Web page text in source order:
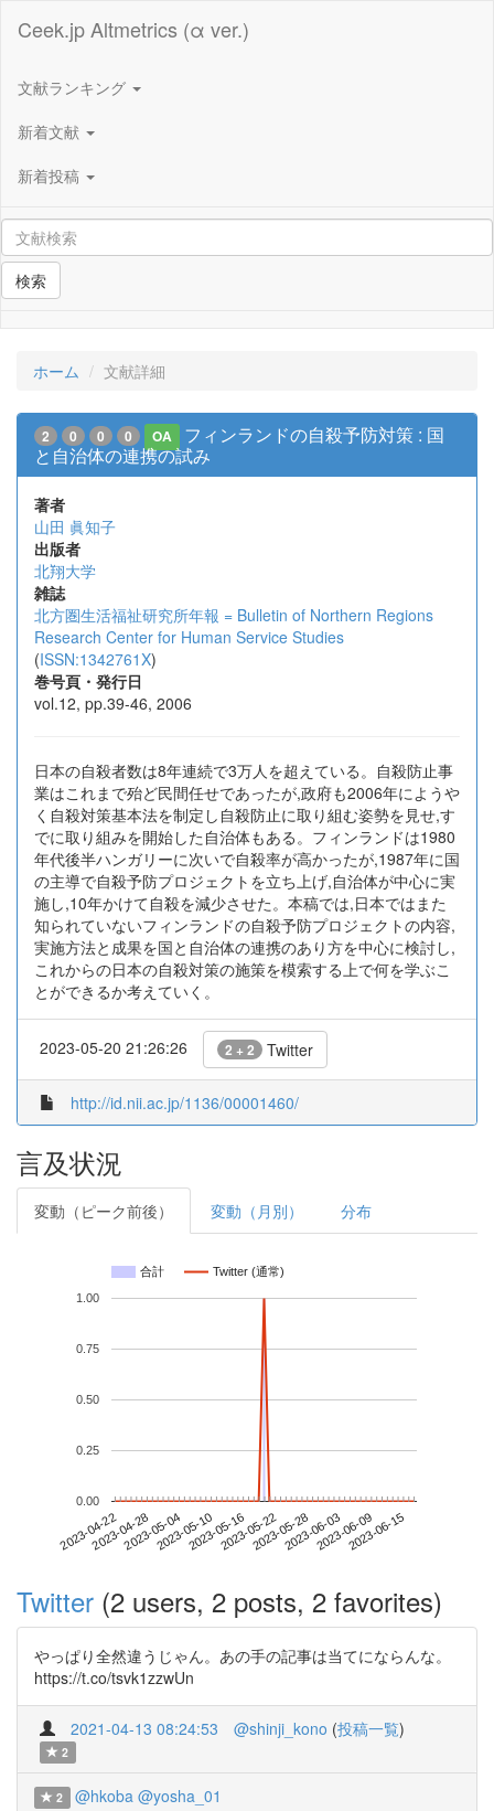
Ceek.jp Altmetrics (α ver.)
文献ランキング
新着文献
新着投稿
検索
ホーム 文献詳細
2 0 0 0 OA
フィンランドの自殺予防対策 : 国
と自治体の連携の試み
著者
山田 眞知子
出版者
北翔大学
雑誌
北方圏生活福祉研究所年報 = Bulletin of Northern Regions
Research Center for Human Service Studies
(ISSN:1342761X)
巻号頁・発行日
vol.12, pp.39-46, 2006
日本の自殺者数は8年連続で3万人を超えている。自殺防止事
業はこれまで殆ど民間任せであったが,政府も2006年にようや
く自殺対策基本法を制定し自殺防止に取り組む姿勢を見せ,す
でに取り組みを開始した自治体もある。フィンランドは1980
年代後半ハンガリーに次いで自殺率が高かったが,1987年に国
の主導で自殺予防プロジェクトを立ち上げ,自治体が中心に実
施し,10年かけて自殺を減少させた。本稿では,日本ではまた
知られていないフィンランドの自殺予防プロジェクトの内容,
実施方法と成果を国と自治体の連携のあり方を中心に検討し,
これからの日本の自殺対策の施策を模索する上で何を学ぶこ
とができるか考えていく。
2023-05-20 21:26:26 2 + 2 Twitter
http://id.nii.ac.jp/1136/00001460/
言及状況
変動（ピーク前後） 変動（月別） 分布
合計 Twitter (通常)
2023-04-222023-04-282023-05-042023-05-102023-05-162023-05-222023-05-282023-06-032023-06-092023-06-15
0.00
0.25
0.50
0.75
1.00
Twitter (2 users, 2 posts, 2 favorites)
やっぱり全然違うじゃん。あの手の記事は当てにならんな。
https://t.co/tsvk1zzwUn
2021-04-13 08:24:53 @shinji_kono (投稿一覧)
2
2 @hkoba @yosha_01